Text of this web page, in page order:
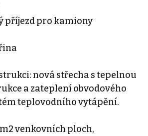
příjezd pro kamiony
nová střecha s tepelnou
a zateplení obvodového
teplovodního vytápění.
venkovních ploch,